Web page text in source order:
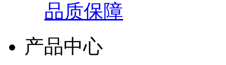
品质保障
产品中心